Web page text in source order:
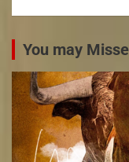
You may